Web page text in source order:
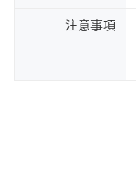
注意事項